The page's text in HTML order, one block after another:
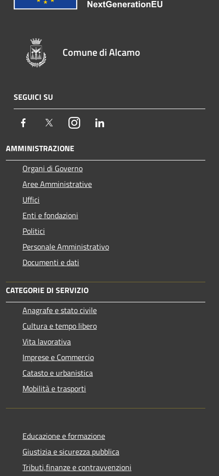
Comune di Alcamo
SEGUICI SU
Facebook TwitterInstagram
AMMINISTRAZIONE
Organi di Governo
Aree Amministrative
Uffici
Enti e fondazioni
Politici
Personale Amministrativo
Documenti e dati
CATEGORIE DI SERVIZIO
Anagrafe e stato civile
Cultura e tempo libero
Vita lavorativa
Imprese e Commercio
Catasto e urbanistica
Mobilità e trasporti
Educazione e formazione
Giustizia e sicurezza pubblica
Tributi,finanze e contravvenzioni